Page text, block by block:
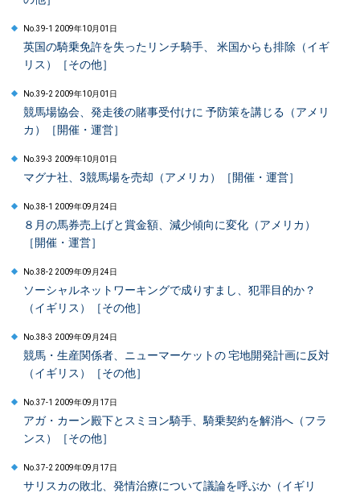
No.39-1 2009年10月01日
英国の騎乗免許を失ったリンチ騎手、 米国からも排除（イギ
リス）［その他］
No.39-2 2009年10月01日
競馬場協会、発走後の賭事受付けに 予防策を講じる（アメリ
カ）［開催・運営］
No.39-3 2009年10月01日
マグナ社、3競馬場を売却（アメリカ）［開催・運営］
No.38-1 2009年09月24日
８月の馬券売上げと賞金額、減少傾向に変化（アメリカ）
［開催・運営］
No.38-2 2009年09月24日
ソーシャルネットワーキングで成りすまし、犯罪目的か？
（イギリス）［その他］
No.38-3 2009年09月24日
競馬・生産関係者、ニューマーケットの 宅地開発計画に反対
（イギリス）［その他］
No.37-1 2009年09月17日
アガ・カーン殿下とスミヨン騎手、騎乗契約を解消へ（フラ
ンス）［その他］
No.37-2 2009年09月17日
サリスカの敗北、発情治療について議論を呼ぶか（イギリ